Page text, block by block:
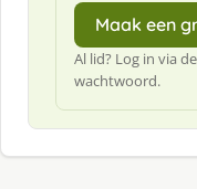
Maak een
Al lid? Log in via
wachtwoord.